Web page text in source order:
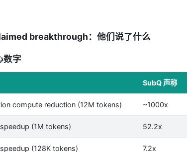
breakthrough：他们说了什么
数字
SubQ 声称
compute reduction (12M tokens) ~1000x
(1M tokens) 52.2x
(128K tokens) 7.2x